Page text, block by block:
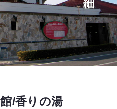
/香りの湯